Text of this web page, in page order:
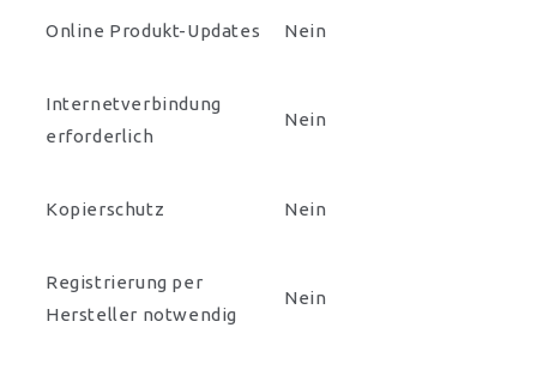
Online Produkt-Updates Nein
Internetverbindung
erforderlich
Nein
Kopierschutz Nein
Registrierung per
Hersteller notwendig
Nein